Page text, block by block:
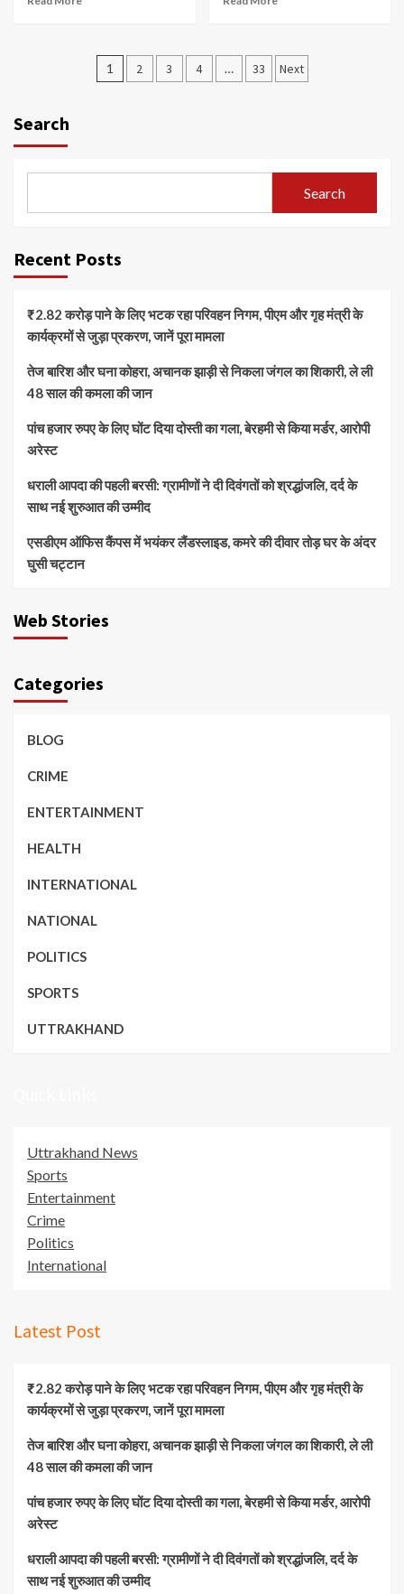
Posts
1 2 3 4 … 33 Next
Search
Search
Recent Posts
₹2.82 करोड़ पाने के लिए भटक रहा परिवहन निगम, पीएम और गृह मंत्री के
कार्यक्रमों से जुड़ा प्रकरण, जानें पूरा मामला
तेज बारिश और घना कोहरा, अचानक झाड़ी से निकला जंगल का शिकारी, ले ली
48 साल की कमला की जान
पांच हजार रुपए के लिए घोंट दिया दोस्ती का गला, बेरहमी से किया मर्डर, आरोपी
अरेस्ट
धराली आपदा की पहली बरसी: ग्रामीणों ने दी दिवंगतों को श्रद्धांजलि, दर्द के
साथ नई शुरुआत की उम्मीद
एसडीएम ऑफिस कैंपस में भयंकर लैंडस्लाइड, कमरे की दीवार तोड़ घर के अंदर
घुसी चट्टान
Web Stories
Categories
BLOG
CRIME
ENTERTAINMENT
HEALTH
INTERNATIONAL
NATIONAL
POLITICS
SPORTS
UTTRAKHAND
Uttrakhand News
Sports
Entertainment
Crime
Politics
International
Latest Post
₹2.82 करोड़ पाने के लिए भटक रहा परिवहन निगम, पीएम और गृह मंत्री के
कार्यक्रमों से जुड़ा प्रकरण, जानें पूरा मामला
तेज बारिश और घना कोहरा, अचानक झाड़ी से निकला जंगल का शिकारी, ले ली
48 साल की कमला की जान
पांच हजार रुपए के लिए घोंट दिया दोस्ती का गला, बेरहमी से किया मर्डर, आरोपी
अरेस्ट
धराली आपदा की पहली बरसी: ग्रामीणों ने दी दिवंगतों को श्रद्धांजलि, दर्द के
साथ नई शुरुआत की उम्मीद